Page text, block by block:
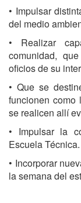
• Impulsar
del medio
• Realizar
comunidad,
oficios de su
• Que se
funcionen como
se realicen allí
• Impulsar la
Escuela Técnica.
• Incorporar
la semana del